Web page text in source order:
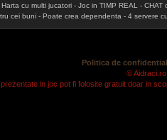
cu multi jucatori - Joc in TIMP REAL -
cei buni - Poate crea dependenta - 4 servere
Politica de
©
in joc pot fi folosite gratuit doar in